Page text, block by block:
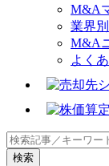
M&A
業界
M&A
よく